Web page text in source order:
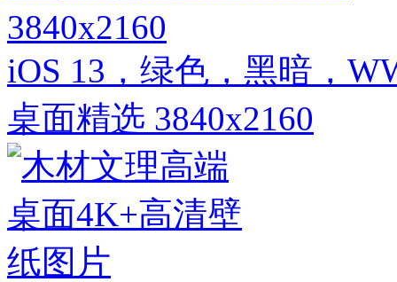
3840x2160
iOS 13，绿色，黑暗，
桌面精选 3840x2160